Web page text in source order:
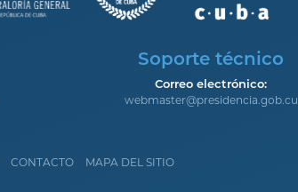
Soporte técnico
Correo electrónico:
webmaster@presidencia.gob.cu
CONTACTO MAPA DEL SITIO